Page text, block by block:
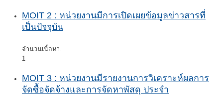
MOIT 2 : หน่วยงานมีการเปิดเผยข้อมูลข่าวสารที่
เป็นปัจจุบัน
จำนวนเนื้อหา:
1
MOIT 3 : หน่วยงานมีรายงานการวิเคราะห์ผลการ
จัดซื้อจัดจ้างและการจัดหาพัสดุ ประจำ